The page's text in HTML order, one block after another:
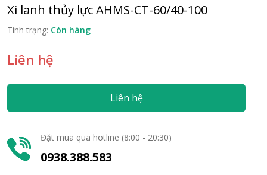
Xi lanh thủy lực AHMS-CT-60/40-100
Tình trạng: Còn hàng
Liên hệ
Liên hệ
Đặt mua qua hotline (8:00 - 20:30)
0938.388.583